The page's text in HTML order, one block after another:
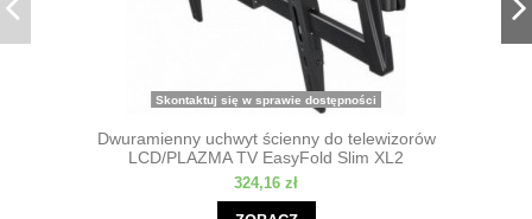
Skontaktuj się w sprawie dostępności
Dwuramienny uchwyt ścienny do telewizorów
LCD/PLAZMA TV EasyFold Slim XL2
324,16 zł